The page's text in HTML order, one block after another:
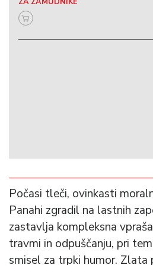
Počasi tleči, ovinkasti
Panahi zgradil na lastnih
zastavlja kompleksna
travmi in odpuščanju, pri
smisel za trpki humor. Zlata